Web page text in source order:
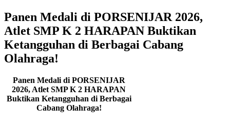
Panen Medali di PORSENIJAR 2026,
Atlet SMP K 2 HARAPAN Buktikan
Ketangguhan di Berbagai Cabang
Olahraga!
Panen Medali di PORSENIJAR
2026, Atlet SMP K 2 HARAPAN
Buktikan Ketangguhan di Berbagai
Cabang Olahraga!